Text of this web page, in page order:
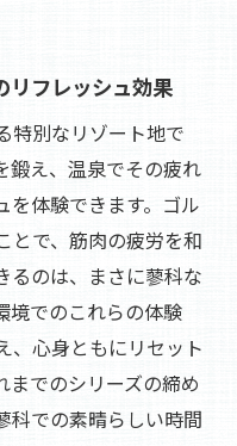
リフレッシュ効果
特別なリゾート地で
鍛え、温泉でその疲れ
を体験できます。ゴル
とで、筋肉の疲労を和
るのは、まさに蓼科な
境でのこれらの体験
、心身ともにリセット
までのシリーズの締め
科での素晴らしい時間